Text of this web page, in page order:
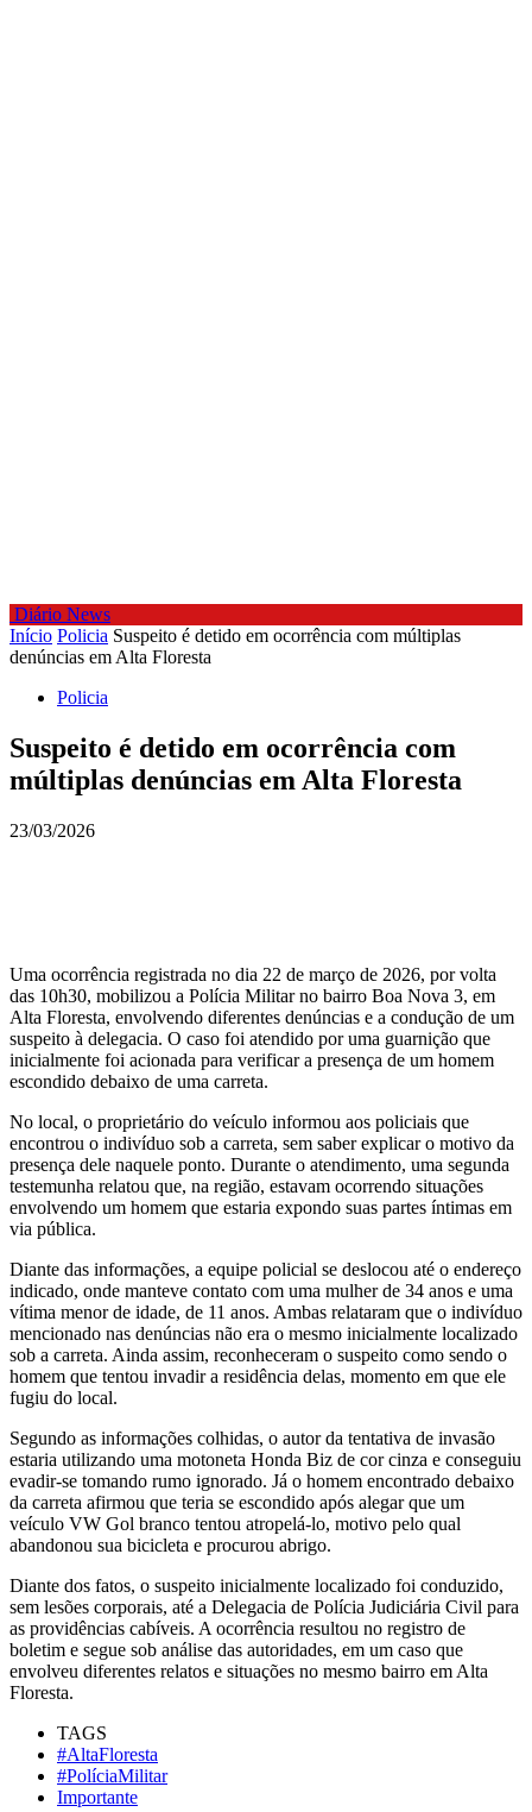
Diário News
Início Policia Suspeito é detido em ocorrência com múltiplas
denúncias em Alta Floresta
Policia
Suspeito é detido em ocorrência com
múltiplas denúncias em Alta Floresta
23/03/2026
Uma ocorrência registrada no dia 22 de março de 2026, por volta
das 10h30, mobilizou a Polícia Militar no bairro Boa Nova 3, em
Alta Floresta, envolvendo diferentes denúncias e a condução de um
suspeito à delegacia. O caso foi atendido por uma guarnição que
inicialmente foi acionada para verificar a presença de um homem
escondido debaixo de uma carreta.
No local, o proprietário do veículo informou aos policiais que
encontrou o indivíduo sob a carreta, sem saber explicar o motivo da
presença dele naquele ponto. Durante o atendimento, uma segunda
testemunha relatou que, na região, estavam ocorrendo situações
envolvendo um homem que estaria expondo suas partes íntimas em
via pública.
Diante das informações, a equipe policial se deslocou até o endereço
indicado, onde manteve contato com uma mulher de 34 anos e uma
vítima menor de idade, de 11 anos. Ambas relataram que o indivíduo
mencionado nas denúncias não era o mesmo inicialmente localizado
sob a carreta. Ainda assim, reconheceram o suspeito como sendo o
homem que tentou invadir a residência delas, momento em que ele
fugiu do local.
Segundo as informações colhidas, o autor da tentativa de invasão
estaria utilizando uma motoneta Honda Biz de cor cinza e conseguiu
evadir-se tomando rumo ignorado. Já o homem encontrado debaixo
da carreta afirmou que teria se escondido após alegar que um
veículo VW Gol branco tentou atropelá-lo, motivo pelo qual
abandonou sua bicicleta e procurou abrigo.
Diante dos fatos, o suspeito inicialmente localizado foi conduzido,
sem lesões corporais, até a Delegacia de Polícia Judiciária Civil para
as providências cabíveis. A ocorrência resultou no registro de
boletim e segue sob análise das autoridades, em um caso que
envolveu diferentes relatos e situações no mesmo bairro em Alta
Floresta.
TAGS
#AltaFloresta
#PolíciaMilitar
Importante